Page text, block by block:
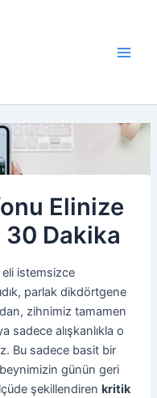
Elinize
Dakika
eli istemsizce
parlak dikdörtgene
zihnimiz tamamen
sadece alışkanlıkla o
Bu sadece basit bir
günün geri
şekillendiren kritik